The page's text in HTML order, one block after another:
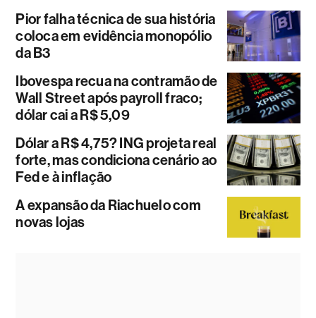
Pior falha técnica de sua história
coloca em evidência monopólio
da B3
Ibovespa recua na contramão de
Wall Street após payroll fraco;
dólar cai a R$ 5,09
Dólar a R$ 4,75? ING projeta real
forte, mas condiciona cenário ao
Fed e à inflação
A expansão da Riachuelo com
novas lojas